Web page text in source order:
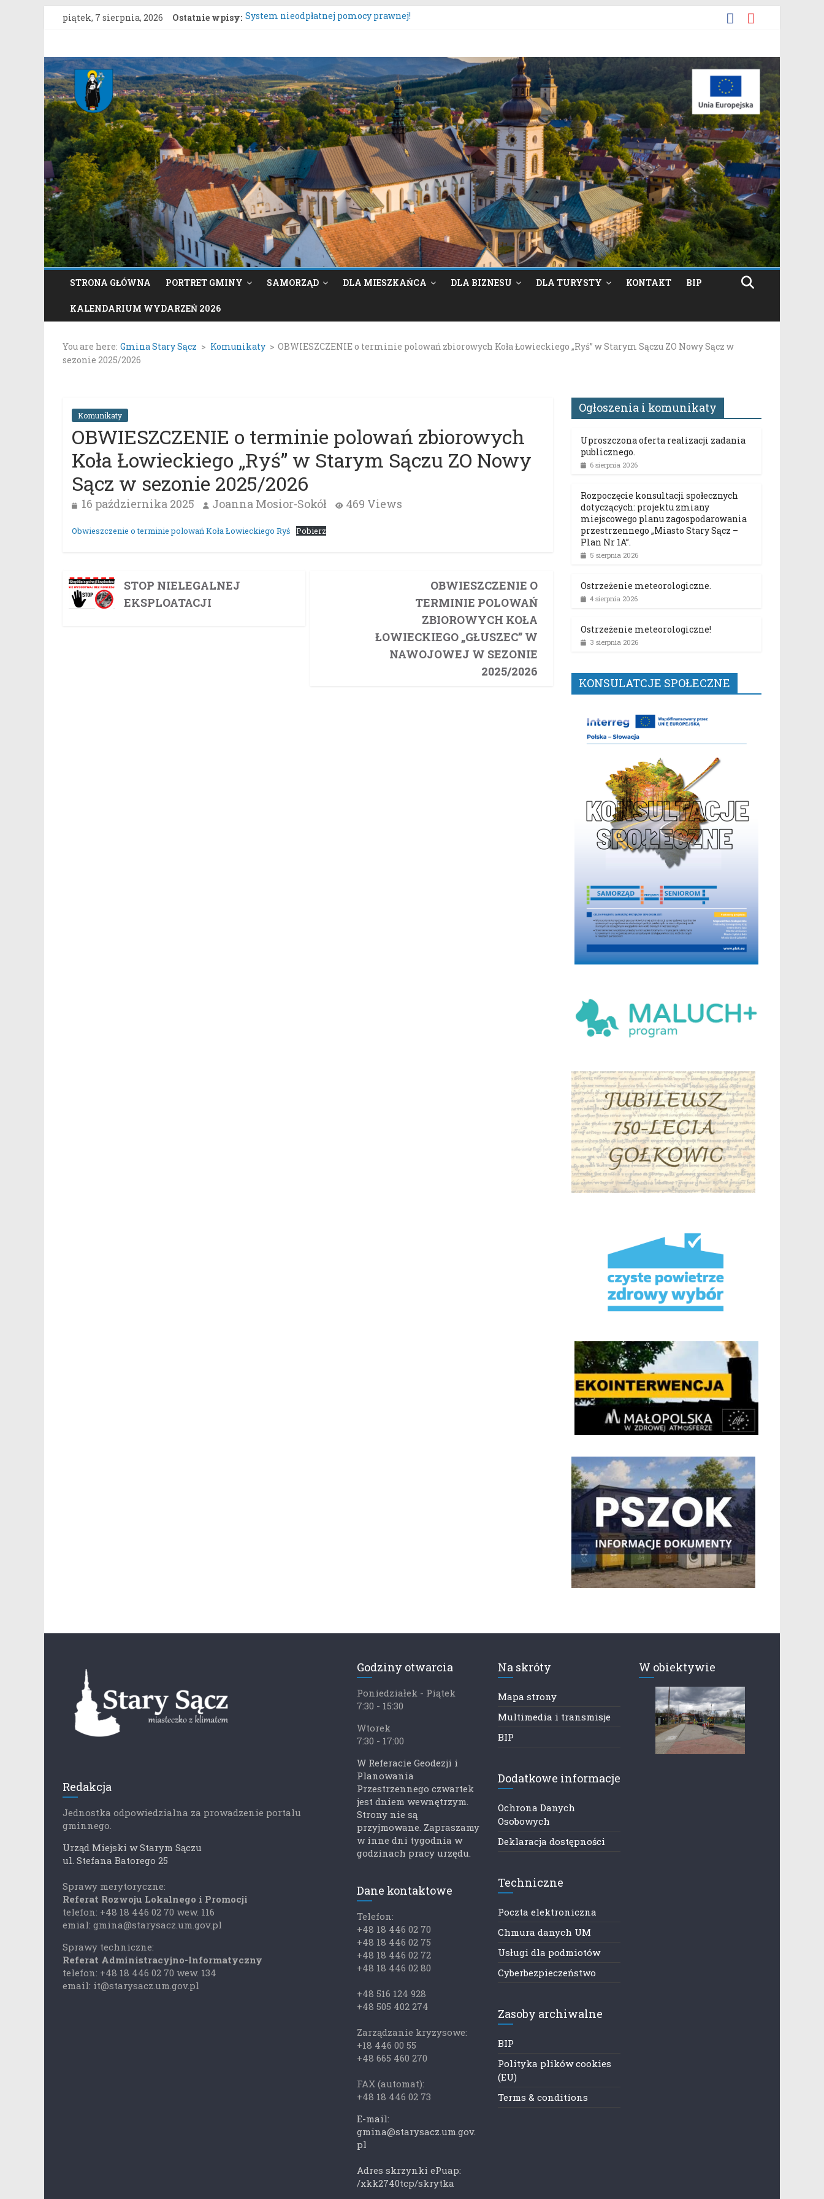
Przejdź
piątek, 7 sierpnia, 2026 Ostatnie wpisy: System nieodpłatnej pomocy prawnej!
Konkurs „Moc Bukietów Matki Boskiej Zielnej”.
Rozpoczęcie konsultacji społecznych dotyczących: projektu zmiany miejscowego planu zagospodarowania przestrzennego „Miasto
Stary Sącz – Plan Nr 1A”.
Gmina
Stary
Sącz
Portal
samorządowy
Gminy
Stary
Sącz
STRONA GŁÓWNA PORTRET GMINY SAMORZĄD DLA MIESZKAŃCA DLA BIZNESU DLA TURYSTY KONTAKT BIP
KALENDARIUM WYDARZEŃ 2026
You are here: Gmina Stary Sącz > Komunikaty > OBWIESZCZENIE o terminie polowań zbiorowych Koła Łowieckiego „Ryś” w Starym Sączu ZO Nowy Sącz w
sezonie 2025/2026
Komunikaty
OBWIESZCZENIE o terminie polowań zbiorowych
Koła Łowieckiego „Ryś” w Starym Sączu ZO Nowy
Sącz w sezonie 2025/2026
16 października 2025 Joanna Mosior-Sokół 469 Views
Obwieszczenie o terminie polowań Koła Łowieckiego Ryś Pobierz
STOP NIELEGALNEJ
EKSPLOATACJI
OBWIESZCZENIE O
TERMINIE POLOWAŃ
ZBIOROWYCH KOŁA
ŁOWIECKIEGO „GŁUSZEC” W
NAWOJOWEJ W SEZONIE
2025/2026
Ogłoszenia i komunikaty
Uproszczona oferta realizacji zadania
publicznego.
6 sierpnia 2026
Rozpoczęcie konsultacji społecznych
dotyczących: projektu zmiany
miejscowego planu zagospodarowania
przestrzennego „Miasto Stary Sącz –
Plan Nr 1A”.
5 sierpnia 2026
Ostrzeżenie meteorologiczne.
4 sierpnia 2026
Ostrzeżenie meteorologiczne!
3 sierpnia 2026
KONSULATCJE SPOŁECZNE
Redakcja
Jednostka odpowiedzialna za prowadzenie portalu
gminnego.
Urząd Miejski w Starym Sączu
ul. Stefana Batorego 25
Sprawy merytoryczne:
Referat Rozwoju Lokalnego i Promocji
telefon: +48 18 446 02 70 wew. 116
emial: gmina@starysacz.um.gov.pl
Sprawy techniczne:
Referat Administracyjno-Informatyczny
telefon: +48 18 446 02 70 wew. 134
email: it@starysacz.um.gov.pl
Godziny otwarcia
Poniedziałek - Piątek
7:30 - 15:30
Wtorek
7:30 - 17:00
W Referacie Geodezji i
Planowania
Przestrzennego czwartek
jest dniem wewnętrzym.
Strony nie są
przyjmowane. Zapraszamy
w inne dni tygodnia w
godzinach pracy urzędu.
Dane kontaktowe
Telefon:
+48 18 446 02 70
+48 18 446 02 75
+48 18 446 02 72
+48 18 446 02 80
+48 516 124 928
+48 505 402 274
Zarządzanie kryzysowe:
+18 446 00 55
+48 665 460 270
FAX (automat):
+48 18 446 02 73
E-mail:
gmina@starysacz.um.gov.
pl
Adres skrzynki ePuap:
/xkk2740tcp/skrytka
Na skróty
Mapa strony
Multimedia i transmisje
BIP
Dodatkowe informacje
Ochrona Danych
Osobowych
Deklaracja dostępności
Techniczne
Poczta elektroniczna
Chmura danych UM
Usługi dla podmiotów
Cyberbezpieczeństwo
Zasoby archiwalne
BIP
Polityka plików cookies
(EU)
Terms & conditions
W obiektywie